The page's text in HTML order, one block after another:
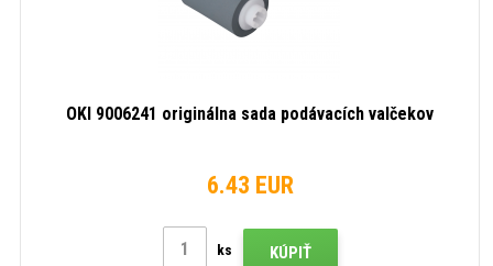
OKI 9006241 originálna sada podávacích valčekov
6.43 EUR
ks KÚPIŤ